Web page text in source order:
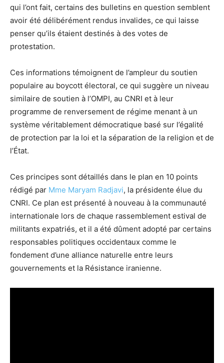
qui l’ont fait, certains des bulletins en question semblent
avoir été délibérément rendus invalides, ce qui laisse
penser qu’ils étaient destinés à des votes de
protestation.
Ces informations témoignent de l’ampleur du soutien
populaire au boycott électoral, ce qui suggère un niveau
similaire de soutien à l’OMPI, au CNRI et à leur
programme de renversement de régime menant à un
système véritablement démocratique basé sur l’égalité
de protection par la loi et la séparation de la religion et de
l’État.
Ces principes sont détaillés dans le plan en 10 points
rédigé par Mme Maryam Radjavi, la présidente élue du
CNRI. Ce plan est présenté à nouveau à la communauté
internationale lors de chaque rassemblement estival de
militants expatriés, et il a été dûment adopté par certains
responsables politiques occidentaux comme le
fondement d’une alliance naturelle entre leurs
gouvernements et la Résistance iranienne.